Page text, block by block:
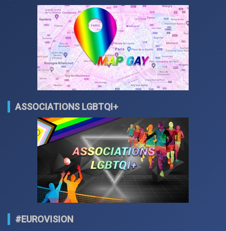
ASSOCIATIONS LGBTQI+
#EUROVISION